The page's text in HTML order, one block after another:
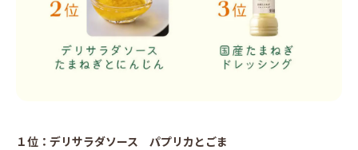
１位：デリサラダソース パプリカとごま